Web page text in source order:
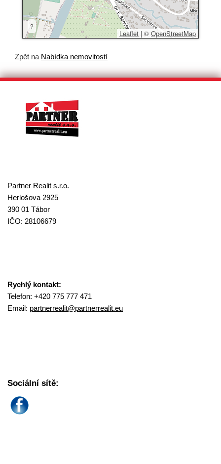
?
Leaflet | © OpenStreetMap
Zpět na Nabídka nemovitostí
Partner Realit s.r.o.
Herlošova 2925
390 01 Tábor
IČO: 28106679
Rychlý kontakt:
Telefon: +420 775 777 471
Email: partnerrealit@partnerrealit.eu
Sociální sítě: